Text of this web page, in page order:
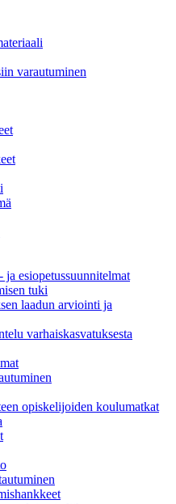
varautuminen
ja esiopetussuunnitelmat
tuki
laadun arviointi ja
varhaiskasvatuksesta
opiskelijoiden koulumatkat